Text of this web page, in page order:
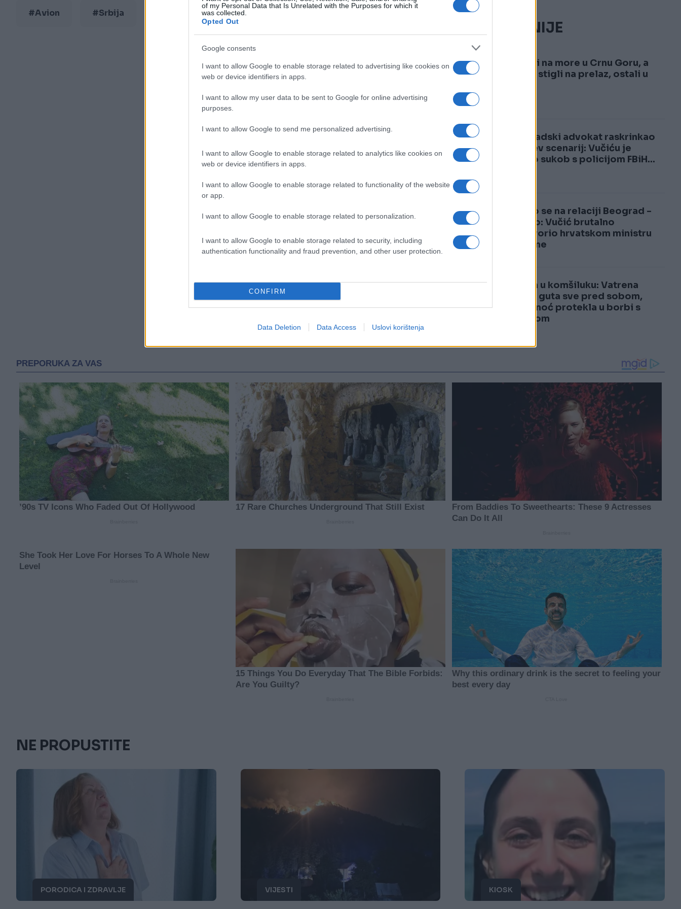
of my Personal Data that Is Unrelated with the Purposes for which it
was collected.
Opted Out
Google consents
I want to allow Google to enable storage related to advertising like cookies on
web or device identifiers in apps.
I want to allow my user data to be sent to Google for online advertising
purposes.
I want to allow Google to send me personalized advertising.
I want to allow Google to enable storage related to analytics like cookies on
web or device identifiers in apps.
I want to allow Google to enable storage related to functionality of the website
or app.
I want to allow Google to enable storage related to personalization.
I want to allow Google to enable storage related to security, including
authentication functionality and fraud prevention, and other user protection.
CONFIRM
Data Deletion Data Access Uslovi korištenja
#Avion #Srbija
NAJČITANIJE
1
Krenuli na more u Crnu Goru, a
kad su stigli na prelaz, ostali u
2
Beogradski advokat raskrinkao
Vučićev scenarij: Vučiću je
trebao sukob s policijom FBiH...
3
Usijalo se na relaciji Beograd -
Zagreb: Vučić brutalno
odgovorio hrvatskom ministru
odbrane
4
Drama u komšiluku: Vatrena
stihija guta sve pred sobom,
cijela noć protekla u borbi s
požarom
NE PROPUSTITE
PORODICA I ZDRAVLJE VIJESTI KIOSK